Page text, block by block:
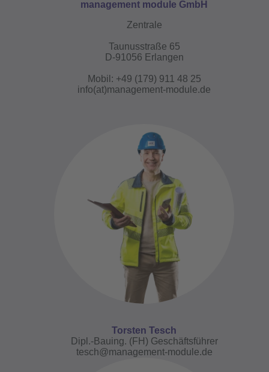
management module GmbH
Zentrale
Taunusstraße 65
D-91056 Erlangen
Mobil: +49 (179) 911 48 25
info(at)management-module.de
Torsten Tesch
Dipl.-Bauing. (FH) Geschäftsführer
tesch@management-module.de